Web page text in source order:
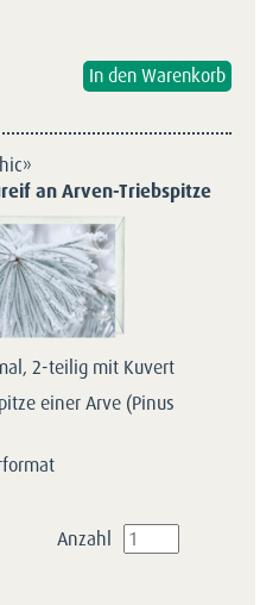
an Arven-Triebspitze
2-teilig mit Kuvert
einer Arve (Pinus
Anzahl